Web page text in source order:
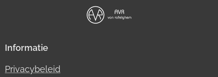
Informatie
Privacybeleid